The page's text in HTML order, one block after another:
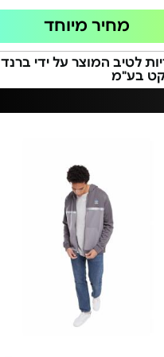
מחיר מיוחד
לטיב המוצר על ידי ברנד
בע"מ